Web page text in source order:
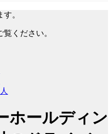
。
ください。
ホールディン